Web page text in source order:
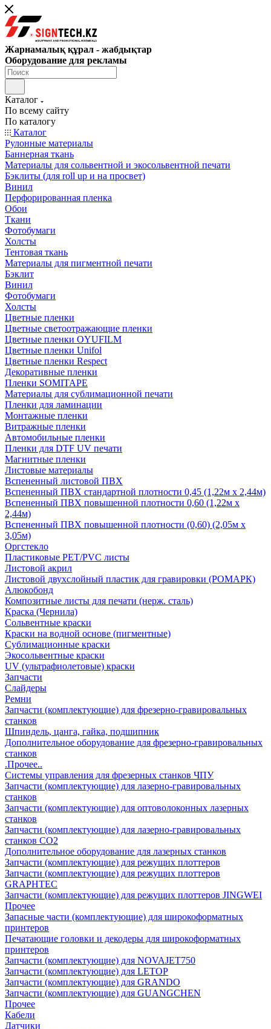
Жарнамалық құрал - жабдықтар
Оборудование для рекламы
Каталог
По всему сайту
По каталогу
Каталог
Рулонные материалы
Баннерная ткань
Материалы для сольвентной и экосольвентной печати
Бэклиты (для roll up и на просвет)
Винил
Перфорированная пленка
Обои
Ткани
Фотобумаги
Холсты
Тентовая ткань
Материалы для пигментной печати
Бэклит
Винил
Фотобумаги
Холсты
Цветные пленки
Цветные светоотражающие пленки
Цветные пленки OYUFILM
Цветные пленки Unifol
Цветные пленки Respect
Декоративные пленки
Пленки SOMITAPE
Материалы для сублимационной печати
Пленки для ламинации
Монтажные пленки
Витражные пленки
Автомобильные пленки
Пленки для DTF UV печати
Магнитные пленки
Листовые материалы
Вспененный листовой ПВХ
Вспененный ПВХ стандартной плотности 0,45 (1,22м х 2,44м)
Вспененный ПВХ повышенной плотности 0,60 (1,22м х
2,44м)
Вспененный ПВХ повышенной плотности (0,60) (2,05м х
3,05м)
Оргстекло
Пластиковые PET/PVC листы
Листовой акрил
Листовой двухслойный пластик для гравировки (РОМАРК)
Алюкобонд
Композитные листы для печати (нерж. сталь)
Краска (Чернила)
Сольвентные краски
Краски на водной основе (пигментные)
Сублимационные краски
Экосольвентные краски
UV (ультрафиолетовые) краски
Запчасти
Слайдеры
Ремни
Запчасти (комплектующие) для фрезерно-гравировальных
станков
Шпиндель, цанга, гайка, подшипник
Дополнительное оборудование для фрезерно-гравировальных
станков
.Прочее..
Системы управления для фрезерных станков ЧПУ
Запчасти (комплектующие) для лазерно-гравировальных
станков
Запчасти (комплектующие) для оптоволоконных лазерных
станков
Запчасти (комплектующие) для лазерно-гравировальных
станков CO2
Дополнительное оборудование для лазерных станков
Запчасти (комплектующие) для режущих плоттеров
Запчасти (комплектующие) для режущих плоттеров
GRAPHTEC
Запчасти (комплектующие) для режущих плоттеров JINGWEI
Прочее
Запасные части (комплектующие) для широкоформатных
принтеров
Печатающие головки и декодеры для широкоформатных
принтеров
Запчасти (комплектующие) для NOVAJET750
Запчасти (комплектующие) для LETOP
Запчасти (комплектующие) для GRANDO
Запчасти (комплектующие) для GUANGCHEN
Прочее
Кабели
Датчики